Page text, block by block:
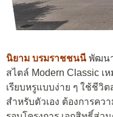
นิยาม บรมราชชนนี พัฒน
สไตล์ Modern Classic เ
เรียบหรูแบบง่าย ๆ ใช้ชีวิ
สำหรับตัวเอง ต้องการคว